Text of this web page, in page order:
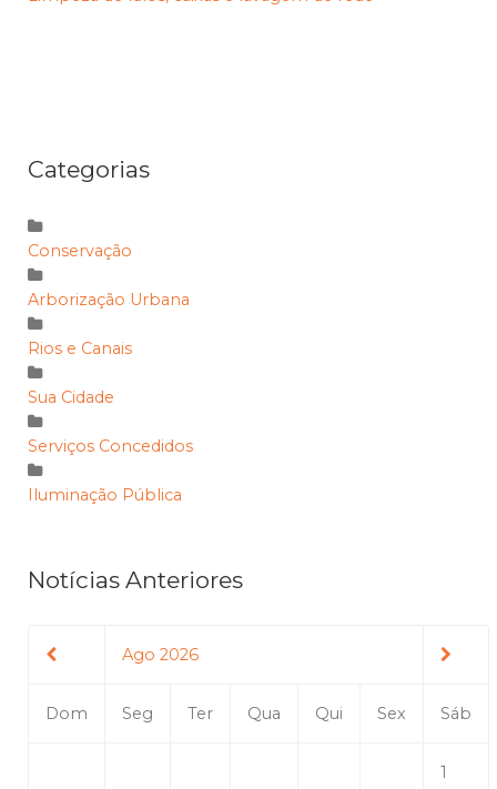
Categorias
Conservação
Arborização Urbana
Rios e Canais
Sua Cidade
Serviços Concedidos
Iluminação Pública
Notícias Anteriores
Ago 2026
Dom Seg Ter Qua Qui Sex Sáb
1